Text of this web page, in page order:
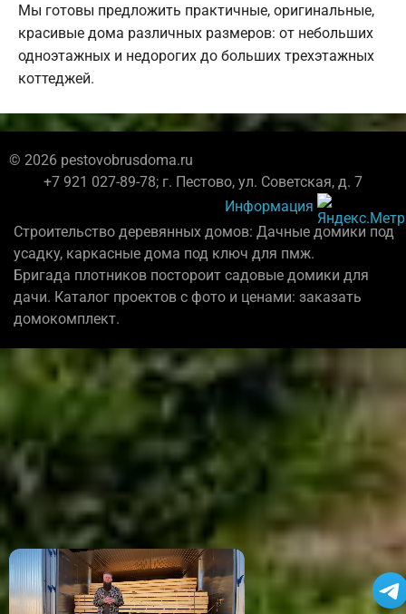
Мы готовы предложить практичные, оригинальные,
красивые дома различных размеров: от небольших
одноэтажных и недорогих до больших трехэтажных
коттеджей.
© 2026 pestovobrusdoma.ru
+7 921 027-89-78; г. Пестово, ул. Советская, д. 7
Информация
Строительство деревянных домов: Дачные домики под
усадку, каркасные дома под ключ для пмж.
Бригада плотников постороит садовые домики для
дачи. Каталог проектов с фото и ценами: заказать
домокомплект.